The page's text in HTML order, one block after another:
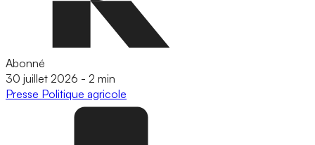
Abonné
30 juillet 2026 - 2 min
Presse Politique agricole